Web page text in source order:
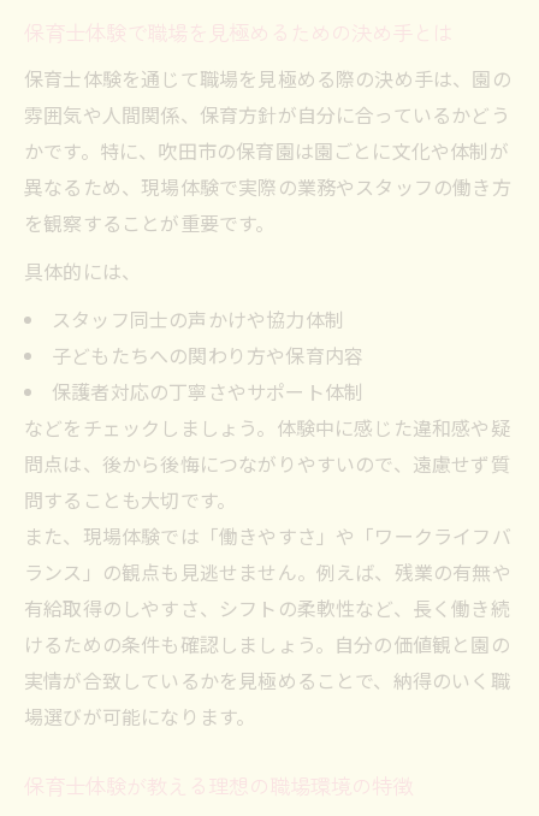
保育士体験で職場を見極めるための決め手とは
保育士体験を通じて職場を見極める際の決め手は、園の
雰囲気や人間関係、保育方針が自分に合っているかどう
かです。特に、吹田市の保育園は園ごとに文化や体制が
異なるため、現場体験で実際の業務やスタッフの働き方
を観察することが重要です。
具体的には、
スタッフ同士の声かけや協力体制
子どもたちへの関わり方や保育内容
保護者対応の丁寧さやサポート体制
などをチェックしましょう。体験中に感じた違和感や疑
問点は、後から後悔につながりやすいので、遠慮せず質
問することも大切です。
また、現場体験では「働きやすさ」や「ワークライフバ
ランス」の観点も見逃せません。例えば、残業の有無や
有給取得のしやすさ、シフトの柔軟性など、長く働き続
けるための条件も確認しましょう。自分の価値観と園の
実情が合致しているかを見極めることで、納得のいく職
場選びが可能になります。
保育士体験が教える理想の職場環境の特徴